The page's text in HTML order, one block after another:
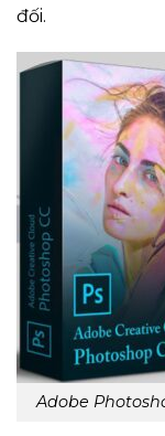
đối.
Adobe